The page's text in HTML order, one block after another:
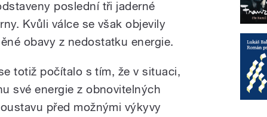
poslední tři jaderné
Kvůli válce se však objevily
obavy z nedostatku energie.
totiž počítalo s tím, že v situaci,
své energie z obnovitelných
před možnými výkyvy